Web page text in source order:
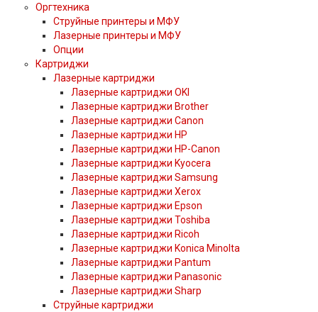
Оргтехника
Струйные принтеры и МФУ
Лазерные принтеры и МФУ
Опции
Картриджи
Лазерные картриджи
Лазерные картриджи OKI
Лазерные картриджи Brother
Лазерные картриджи Canon
Лазерные картриджи HP
Лазерные картриджи HP-Canon
Лазерные картриджи Kyocera
Лазерные картриджи Samsung
Лазерные картриджи Xerox
Лазерные картриджи Epson
Лазерные картриджи Toshiba
Лазерные картриджи Ricoh
Лазерные картриджи Konica Minolta
Лазерные картриджи Pantum
Лазерные картриджи Panasonic
Лазерные картриджи Sharp
Струйные картриджи